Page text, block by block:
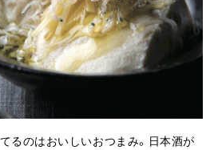
るのはおいしいおつまみ。日本酒が